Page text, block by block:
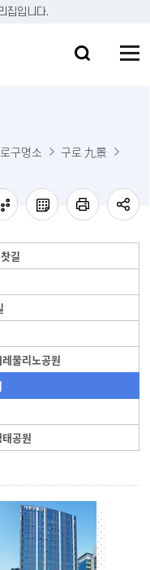
집입니다.
구명소
구로 九景
길
물리노공원
공원